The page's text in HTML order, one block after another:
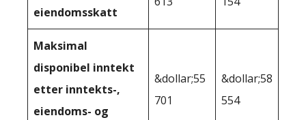
eiendomsskatt
Maksimal
disponibel inntekt
etter inntekts-,
eiendoms- og
&dollar;55
701
&dollar;58
554